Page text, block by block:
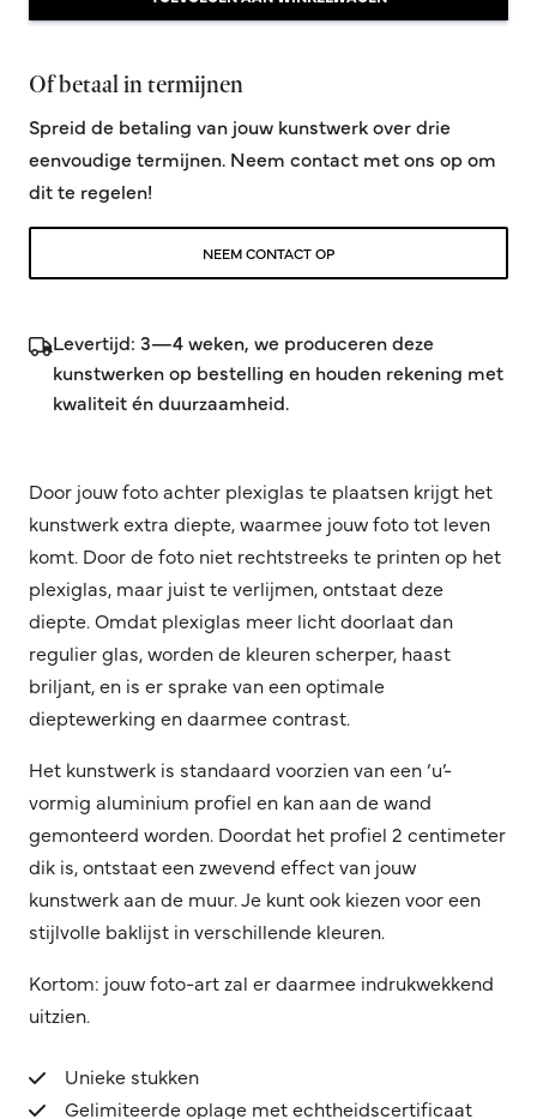
Of betaal in termijnen
Spreid de betaling van jouw kunstwerk over drie
eenvoudige termijnen. Neem contact met ons op om
dit te regelen!
NEEM CONTACT OP
Levertijd: 3—4 weken, we produceren deze
kunstwerken op bestelling en houden rekening met
kwaliteit én duurzaamheid.
Door jouw foto achter plexiglas te plaatsen krijgt het
kunstwerk extra diepte, waarmee jouw foto tot leven
komt. Door de foto niet rechtstreeks te printen op het
plexiglas, maar juist te verlijmen, ontstaat deze
diepte. Omdat plexiglas meer licht doorlaat dan
regulier glas, worden de kleuren scherper, haast
briljant, en is er sprake van een optimale
dieptewerking en daarmee contrast.
Het kunstwerk is standaard voorzien van een ‘u’-
vormig aluminium profiel en kan aan de wand
gemonteerd worden. Doordat het profiel 2 centimeter
dik is, ontstaat een zwevend effect van jouw
kunstwerk aan de muur. Je kunt ook kiezen voor een
stijlvolle baklijst in verschillende kleuren.
Kortom: jouw foto-art zal er daarmee indrukwekkend
uitzien.
Unieke stukken
Gelimiteerde oplage met echtheidscertificaat